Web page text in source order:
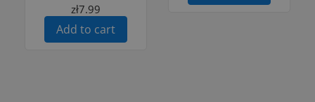
zł7.99
Add to cart